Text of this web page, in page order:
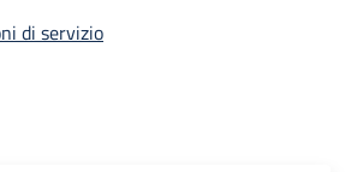
di servizio